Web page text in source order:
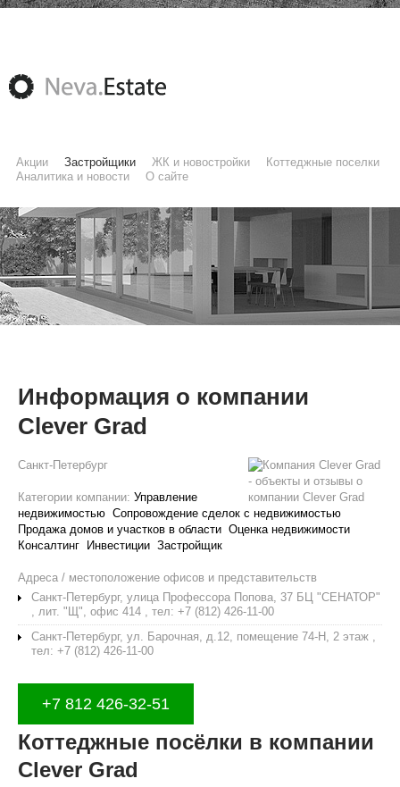
Акции Застройщики ЖК и новостройки
Коттеджные поселки
Аналитика и новости
О сайте
Информация о компании
Clever Grad
Санкт-Петербург
Категории компании: Управление
недвижимостью Сопровождение сделок с недвижимостью
Продажа домов и участков в области Оценка недвижимости
Консалтинг
Инвестиции Застройщик
Адреса / местоположение офисов и представительств
Санкт-Петербург, улица Профессора Попова, 37 БЦ "СЕНАТОР"
, лит. "Щ", офис 414 , тел: +7 (812) 426-11-00
Санкт-Петербург, ул. Барочная, д.12, помещение 74-Н, 2 этаж ,
тел: +7 (812) 426-11-00
+7 812 426-32-51
Коттеджные посёлки в компании
Clever Grad